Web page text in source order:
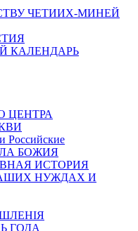
ЧЕТИИХ-МИНЕЙ
КАЛЕНДАРЬ
ЦЕНТРА
Российские
БОЖИЯ
ИСТОРИЯ
НУЖДАХ И
ГОДА